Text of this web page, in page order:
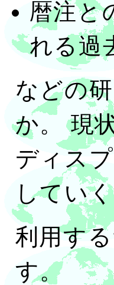
暦注と
れる過
などの
か。 現
ディス
してい
利用す
す。